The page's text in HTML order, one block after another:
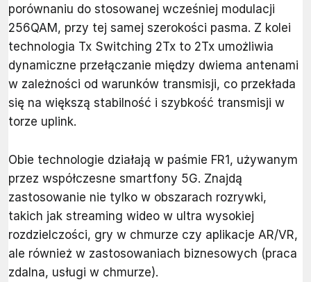
porównaniu do stosowanej wcześniej modulacji
256QAM, przy tej samej szerokości pasma. Z kolei
technologia Tx Switching 2Tx to 2Tx umożliwia
dynamiczne przełączanie między dwiema antenami
w zależności od warunków transmisji, co przekłada
się na większą stabilność i szybkość transmisji w
torze uplink.
Obie technologie działają w paśmie FR1, używanym
przez współczesne smartfony 5G. Znajdą
zastosowanie nie tylko w obszarach rozrywki,
takich jak streaming wideo w ultra wysokiej
rozdzielczości, gry w chmurze czy aplikacje AR/VR,
ale również w zastosowaniach biznesowych (praca
zdalna, usługi w chmurze).